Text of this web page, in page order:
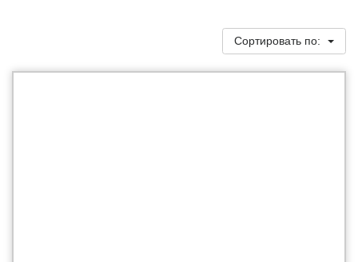
Сортировать по: